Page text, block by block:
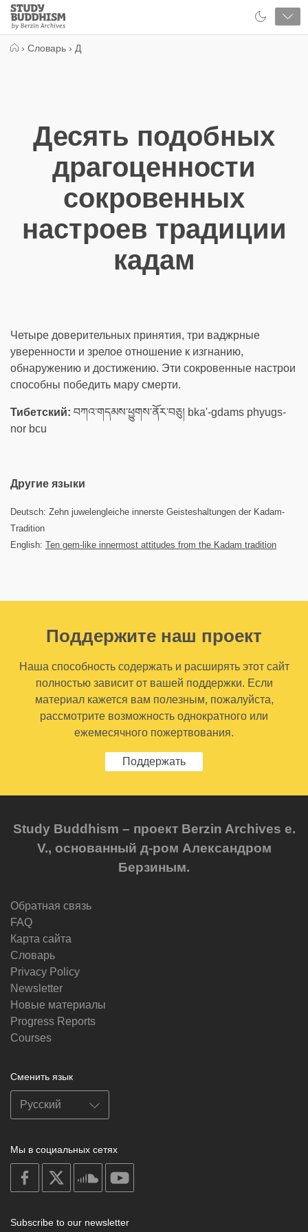
Close
Study
Buddhism
› Словарь › Д
Десять подобных
драгоценности
сокровенных
настроев традиции
кадам
Четыре доверительных принятия, три ваджрные
уверенности и зрелое отношение к изгнанию,
обнаружению и достижению. Эти сокровенные настрои
способны победить мару смерти.
Тибетский: བཀའ་གདམས་ཕྱུགས་ནོར་བཅུ། bka'-gdams phyugs-
nor bcu
Другие языки
Deutsch: Zehn juwelengleiche innerste Geisteshaltungen der Kadam-
Tradition
English: Ten gem-like innermost attitudes from the Kadam tradition
Поддержите наш проект
Наша способность содержать и расширять этот сайт
полностью зависит от вашей поддержки. Если
материал кажется вам полезным, пожалуйста,
рассмотрите возможность однократного или
ежемесячного пожертвования.
Поддержать
Study Buddhism – проект Berzin Archives e.
V., основанный д-ром Александром
Берзиным.
Обратная связь
FAQ
Карта сайта
Словарь
Privacy Policy
Newsletter
Новые материалы
Progress Reports
Courses
Сменить язык
Мы в социальных сетях
on
facebook
soundcloud
Subscribe to our newsletter